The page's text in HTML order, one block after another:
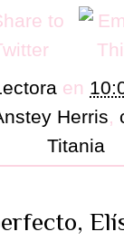
en
Herris,
Titania